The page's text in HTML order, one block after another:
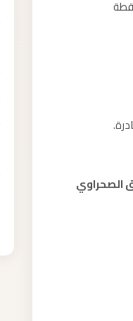
الصحراوي